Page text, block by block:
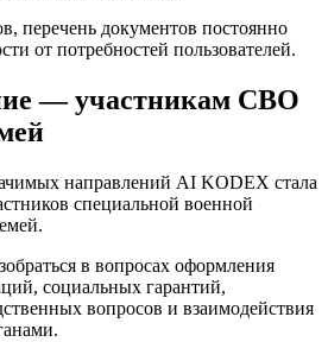
перечень документов постоянно
от потребностей пользователей.
— участникам СВО
направлений AI KODEX стала
специальной военной
в вопросах оформления
социальных гарантий,
вопросов и взаимодействия